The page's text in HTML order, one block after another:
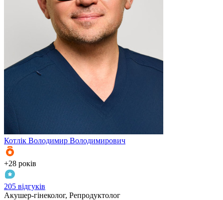
Котлік Володимир Володимирович
+28 років
205 відгуків
Акушер-гінеколог, Репродуктолог